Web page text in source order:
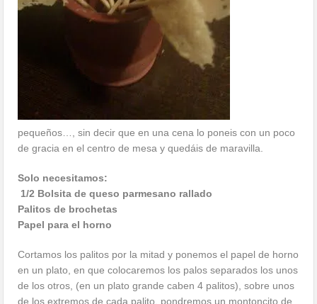
pequeños…, sin decir que en una cena lo poneis con un poco
de gracia en el centro de mesa y quedáis de maravilla.
Solo necesitamos:
1/2 Bolsita de queso parmesano rallado
Palitos de brochetas
Papel para el horno
Cortamos los palitos por la mitad y ponemos el papel de horno
en un plato, en que colocaremos los palos separados los unos
de los otros, (en un plato grande caben 4 palitos), sobre unos
de los extremos de cada palito, pondremos un montoncito de